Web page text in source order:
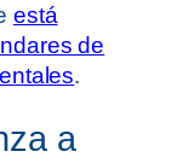
está
de
.
a